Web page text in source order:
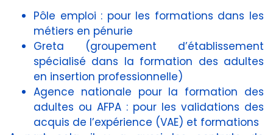
Pôle emploi : pour les formations dans les
métiers en pénurie
Greta (groupement d’établissement
spécialisé dans la formation des adultes
en insertion professionnelle)
Agence nationale pour la formation des
adultes ou AFPA : pour les validations des
acquis de l’expérience (VAE) et formations